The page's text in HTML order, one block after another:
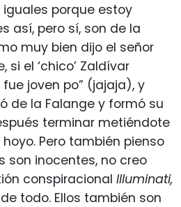
porque estoy
así, pero sí, son de la
muy bien dijo el señor
si el ‘chico’ Zaldívar
joven po” (jajaja), y
de la Falange y formó su
terminar metiéndote
Pero también pienso
son inocentes, no creo
conspiracional Illuminati,
todo. Ellos también son